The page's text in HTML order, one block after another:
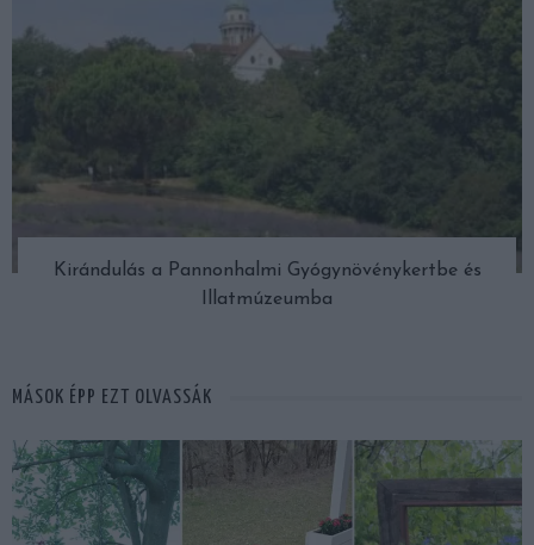
Kirándulás a Pannonhalmi Gyógynövénykertbe és
Illatmúzeumba
MÁSOK ÉPP EZT OLVASSÁK